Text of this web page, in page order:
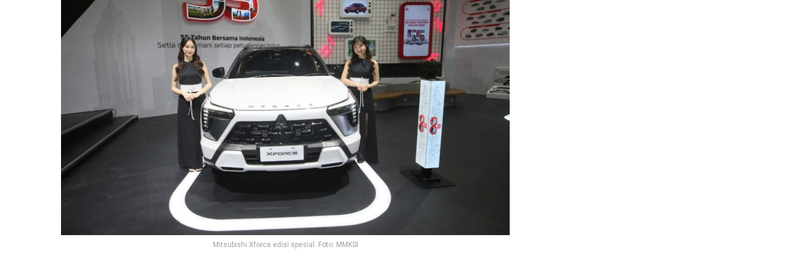
Mitsubishi Xforce edisi spesial. Foto: MMKSI